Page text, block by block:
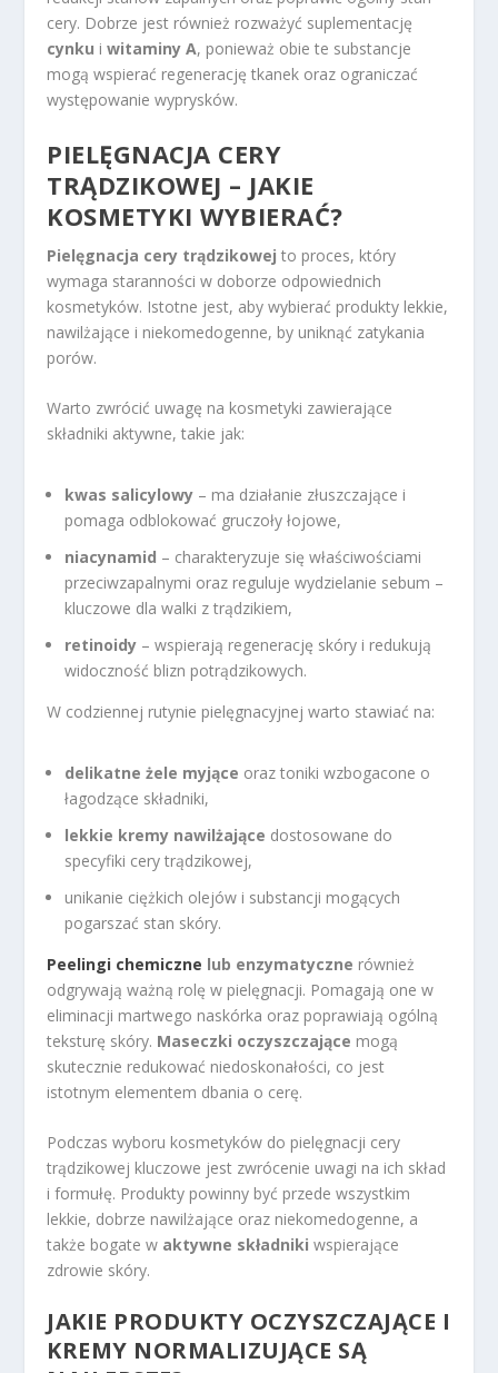
cery. Dobrze jest również rozważyć suplementację
cynku iwitaminy A, ponieważ obie te substancje
mogą wspierać regenerację tkanek oraz ograniczać
występowanie wyprysków.
PIELĘGNACJA CERY
TRĄDZIKOWEJ – JAKIE
KOSMETYKI WYBIERAĆ?
Pielęgnacja cery trądzikowej to proces, który
wymaga staranności w doborze odpowiednich
kosmetyków. Istotne jest, aby wybierać produkty lekkie,
nawilżające i niekomedogenne, by uniknąć zatykania
porów.
Warto zwrócić uwagę na kosmetyki zawierające
składniki aktywne, takie jak:
kwas salicylowy – ma działanie złuszczające i
pomaga odblokować gruczoły łojowe,
niacynamid – charakteryzuje się właściwościami
przeciwzapalnymi oraz reguluje wydzielanie sebum –
kluczowe dla walki z trądzikiem,
retinoidy – wspierają regenerację skóry i redukują
widoczność blizn potrądzikowych.
W codziennej rutynie pielęgnacyjnej warto stawiać na:
delikatne żele myjące oraz toniki wzbogacone o
łagodzące składniki,
lekkie kremy nawilżające dostosowane do
specyfiki cery trądzikowej,
unikanie ciężkich olejów i substancji mogących
pogarszać stan skóry.
Peelingi chemiczne lub enzymatyczne również
odgrywają ważną rolę w pielęgnacji. Pomagają one w
eliminacji martwego naskórka oraz poprawiają ogólną
teksturę skóry. Maseczki oczyszczające mogą
skutecznie redukować niedoskonałości, co jest
istotnym elementem dbania o cerę.
Podczas wyboru kosmetyków do pielęgnacji cery
trądzikowej kluczowe jest zwrócenie uwagi na ich skład
i formułę. Produkty powinny być przede wszystkim
lekkie, dobrze nawilżające oraz niekomedogenne, a
także bogate w aktywne składniki wspierające
zdrowie skóry.
JAKIE PRODUKTY OCZYSZCZAJĄCE I
KREMY NORMALIZUJĄCE SĄ